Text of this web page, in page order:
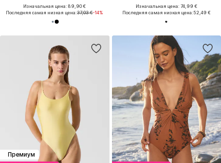
Изначальная цена: 89,90 €
Последняя самая низкая цена:37,03 €-14%
Изначальная цена: 74,99 €
Последняя самая низкая цена:52,49 €
Премиум